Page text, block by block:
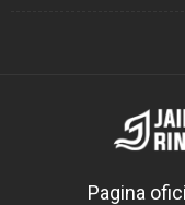
Pagina